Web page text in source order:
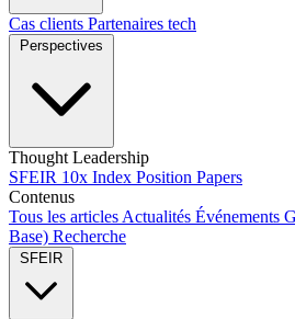
Cas clients Partenaires tech
Perspectives
Thought Leadership
SFEIR 10x Index Position Papers
Contenus
Tous les articles Actualités Événements
Base) Recherche
SFEIR